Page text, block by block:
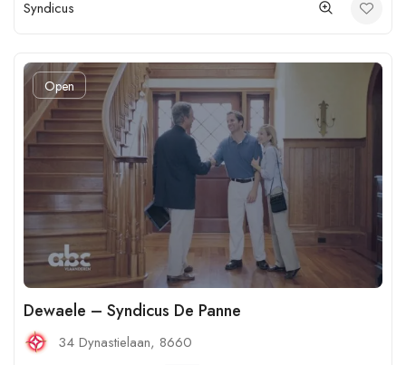
Syndicus
Open
Dewaele – Syndicus De Panne
34 Dynastielaan, 8660